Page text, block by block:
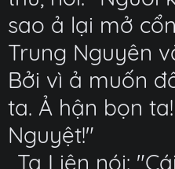
sao ả lại mở
Trung Nguyên
Bởi vì ả muốn
ta. Ả hận bọn
Nguyệt!"
Tạ Liên nói: